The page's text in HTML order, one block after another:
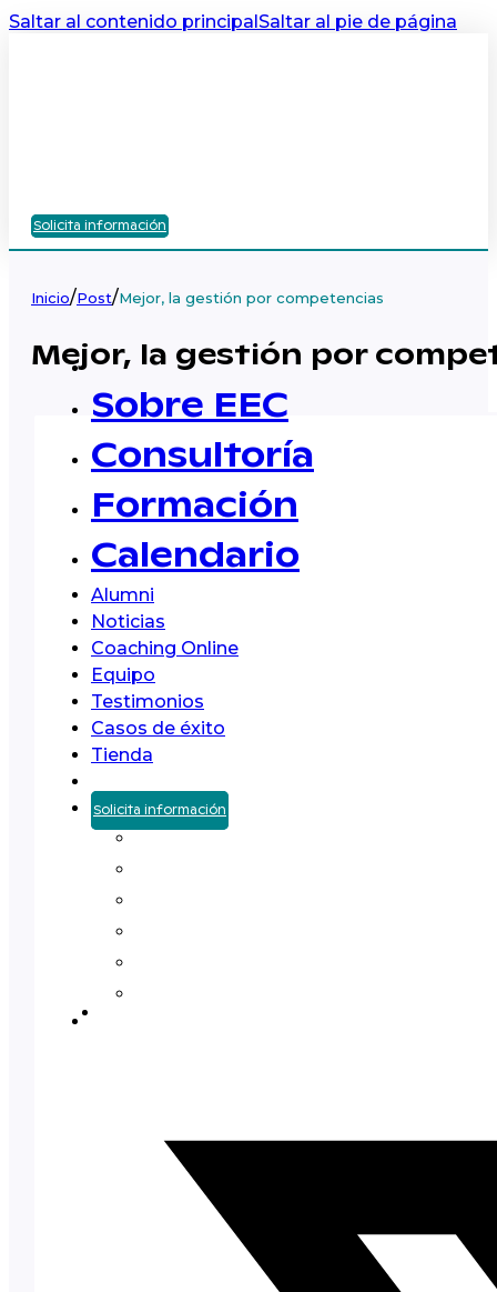
Saltar al contenido principalSaltar al pie de página
Solicita información
Sobre EEC
Consultoría
Formación
Calendario
Alumni
Noticias
Coaching Online
Equipo
Testimonios
Casos de éxito
Tienda
Solicita información
Inicio/Post/Mejor, la gestión por competencias
Mejor, la gestión por